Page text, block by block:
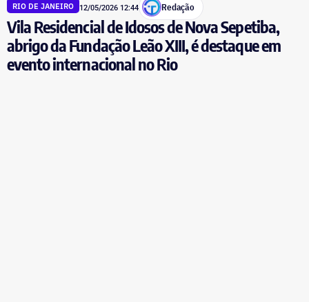
RIO DE JANEIRO 12/05/2026 12:44 Redação
Vila Residencial de Idosos de Nova Sepetiba,
abrigo da Fundação Leão XIII, é destaque em
evento internacional no Rio